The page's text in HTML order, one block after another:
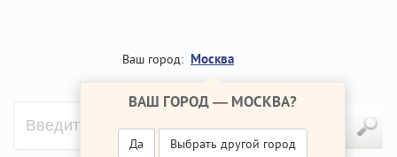
Ваш город: Москва
ВАШ ГОРОД — МОСКВА?
Да Выбрать другой город